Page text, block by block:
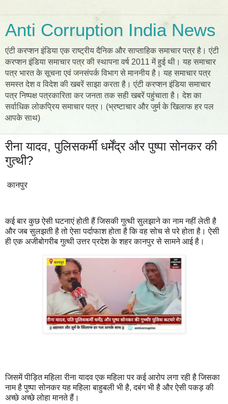
Anti Corruption India News
एंटी करप्शन इंडिया एक राष्ट्रीय दैनिक और साप्ताहिक समाचार पत्र है। एंटी
करप्शन इंडिया समाचार पत्र की स्थापना वर्ष 2011 में हुई थी। यह समाचार
पत्र भारत के सूचना एवं जनसंपर्क विभाग से माननीय है। यह समाचार पत्र
समस्त देश व विदेश की खबरें साझा करता है। एंटी करप्शन इंडिया समाचार
पत्र निष्पक्ष पत्रकारिता कर जनता तक सही खबरें पहुंचाता है। देश का
सर्वाधिक लोकप्रिय समाचार पत्र। (भ्रष्टाचार और जुर्म के खिलाफ हर पल
आपके साथ)
रीना यादव, पुलिसकर्मी धर्मेंद्र और पुष्पा सोनकर की
गुत्थी?
कानपुर
कई बार कुछ ऐसी घटनाएं होती हैं जिसकी गुत्थी सुलझाने का नाम नहीं लेती है
और जब सुलझती है तो ऐसा पर्दाफाश होता है कि वह सोच से परे होता है। ऐसी
ही एक अजीबोगरीब गुत्थी उत्तर प्रदेश के शहर कानपुर‌ से सामने आई है।
जिसमें पीड़ित महिला रीना यादव एक महिला पर कई आरोप लगा रही है जिसका
नाम है पुष्पा सोनकर यह महिला बाहुबली भी है, दबंग भी है और ऐसी पकड़ की
अच्छे अच्छे लोहा मानते हैं।